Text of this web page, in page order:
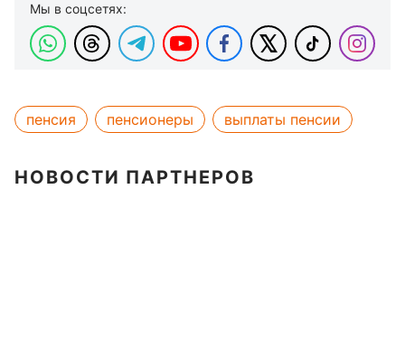
Мы в соцсетях:
пенсия пенсионеры выплаты пенсии
НОВОСТИ ПАРТНЕРОВ